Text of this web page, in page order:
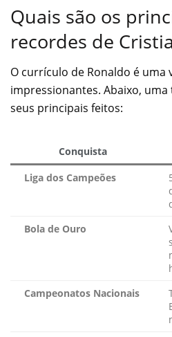
Quais são os
recordes de
O currículo de Ronaldo é uma
impressionantes. Abaixo,
seus principais feitos:
Conquista
Liga dos Campeões
Bola de Ouro
Campeonatos Nacionais